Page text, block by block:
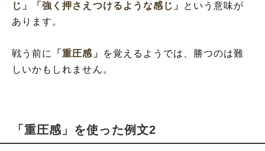
じ」
「強く押さえつけるような感じ」
という意味が
あります。
戦う前に 「重圧感」
を覚えるようでは、勝つのは難
しいかもしれません。
「重圧感」を使った例文2